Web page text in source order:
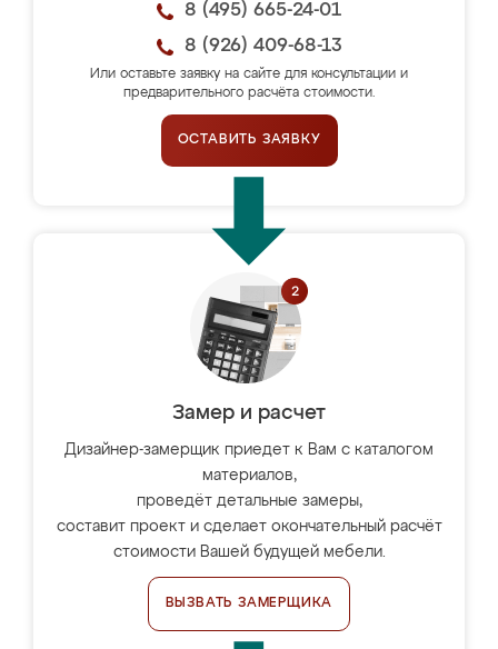
8 (495) 665-24-01
8 (926) 409-68-13
Или оставьте заявку на сайте для консультации и
предварительного расчёта стоимости.
ОСТАВИТЬ ЗАЯВКУ
Замер и расчет
Дизайнер-замерщик приедет к Вам с каталогом
материалов,
проведёт детальные замеры,
составит проект и сделает окончательный расчёт
стоимости Вашей будущей мебели.
ВЫЗВАТЬ ЗАМЕРЩИКА